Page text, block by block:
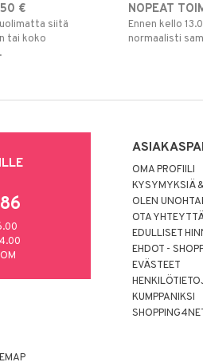
€
siitä
tai koko
NOPEAT
Ennen kello
normaalisti
OMA PROFIILI
KYSYMYKSIÄ
OLEN
OTA
EDULLISET
EHDOT -
EVÄSTEET
KUMPPANIKSI